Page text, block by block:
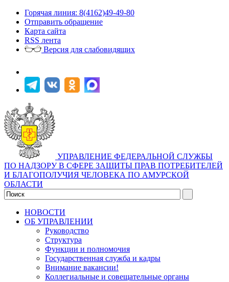
Горячая линия: 8(4162)49-49-80
Отправить обращение
Карта сайта
RSS лента
Версия для слабовидящих
УПРАВЛЕНИЕ ФЕДЕРАЛЬНОЙ СЛУЖБЫ
ПО НАДЗОРУ В СФЕРЕ ЗАЩИТЫ ПРАВ ПОТРЕБИТЕЛЕЙ
И БЛАГОПОЛУЧИЯ ЧЕЛОВЕКА ПО АМУРСКОЙ
ОБЛАСТИ
НОВОСТИ
ОБ УПРАВЛЕНИИ
Руководство
Структура
Функции и полномочия
Государственная служба и кадры
Внимание вакансии!
Коллегиальные и совещательные органы